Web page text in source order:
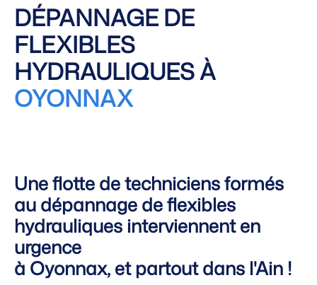
DÉPANNAGE DE
FLEXIBLES
HYDRAULIQUES À
OYONNAX
Une flotte de techniciens formés
au dépannage de flexibles
hydrauliques interviennent en
urgence
à Oyonnax, et partout dans l'Ain !